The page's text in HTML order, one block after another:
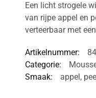
Een licht strogele
van rijpe appel en
verteerbaar met
Artikelnummer:
Categorie:
Smaak:
appel,